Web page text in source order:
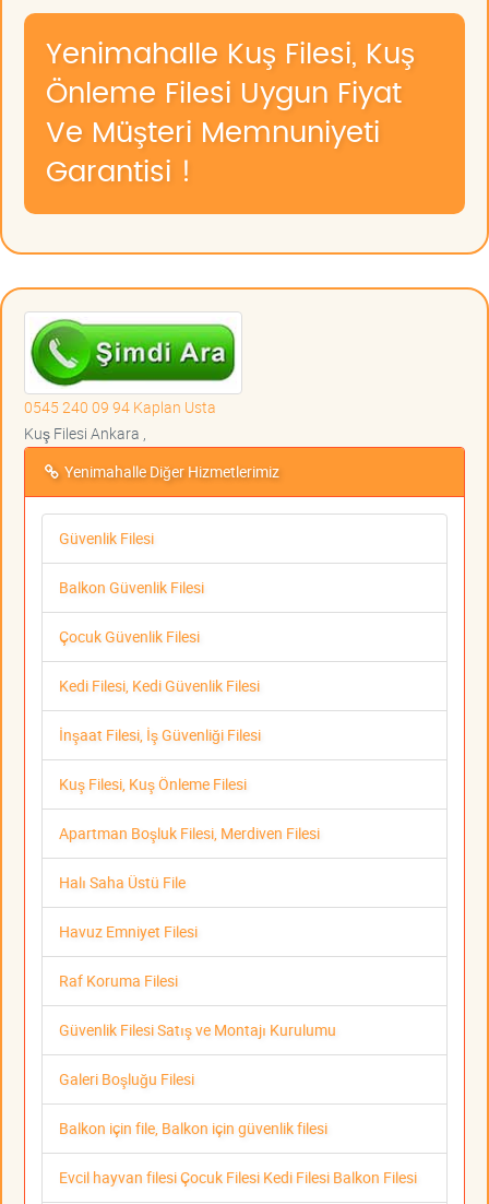
Yenimahalle Kuş Filesi, Kuş
Önleme Filesi Uygun Fiyat
Ve Müşteri Memnuniyeti
Garantisi !
0545 240 09 94 Kaplan Usta
Kuş Filesi Ankara ,
Yenimahalle Diğer Hizmetlerimiz
Güvenlik Filesi
Balkon Güvenlik Filesi
Çocuk Güvenlik Filesi
Kedi Filesi, Kedi Güvenlik Filesi
İnşaat Filesi, İş Güvenliği Filesi
Kuş Filesi, Kuş Önleme Filesi
Apartman Boşluk Filesi, Merdiven Filesi
Halı Saha Üstü File
Havuz Emniyet Filesi
Raf Koruma Filesi
Güvenlik Filesi Satış ve Montajı Kurulumu
Galeri Boşluğu Filesi
Balkon için file, Balkon için güvenlik filesi
Evcil hayvan filesi Çocuk Filesi Kedi Filesi Balkon Filesi